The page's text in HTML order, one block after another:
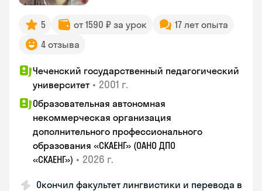
5 от 1590 ₽ за урок
17 лет опыта
4 отзыва
Чеченский государственный педагогический
университет • 2001 г.
Образовательная автономная
некоммерческая организация
дополнительного профессионального
образования «СКАЕНГ» (ОАНО ДПО
«СКАЕНГ») • 2026 г.
Окончил факультет лингвистики и перевода в